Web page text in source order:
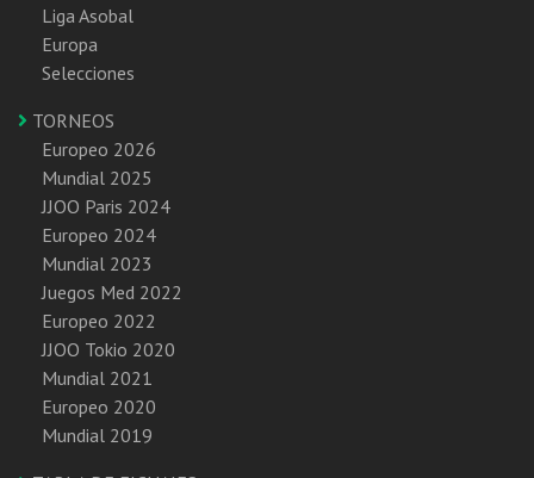
Liga Asobal
Europa
Selecciones
TORNEOS
Europeo 2026
Mundial 2025
JJOO Paris 2024
Europeo 2024
Mundial 2023
Juegos Med 2022
Europeo 2022
JJOO Tokio 2020
Mundial 2021
Europeo 2020
Mundial 2019